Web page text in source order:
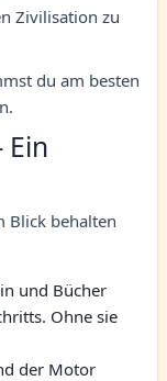
Zivilisation zu
du am besten
Ein
Blick behalten
und Bücher
Ohne sie
der Motor